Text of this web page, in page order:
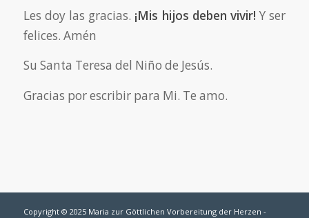
Les doy las gracias. ¡Mis hijos deben vivir! Y ser
felices. Amén
Su Santa Teresa del Niño de Jesús.
Gracias por escribir para Mi. Te amo.
Copyright © 2025 Maria zur Göttlichen Vorbereitung der Herzen -